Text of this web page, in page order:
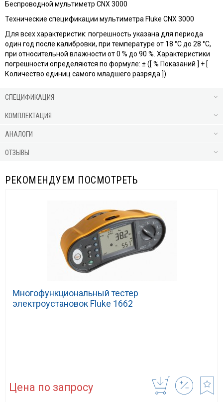
Беспроводной мультиметр CNX 3000
Технические спецификации мультиметра Fluke CNX 3000
Для всех характеристик: погрешность указана для периода
один год после калибровки, при температуре от 18 °C до 28 °C,
при относительной влажности от 0 % до 90 %. Характеристики
погрешности определяются по формуле: ± ([ % Показаний ] + [
Количество единиц самого младшего разряда ]).
СПЕЦИФИКАЦИЯ
КОМПЛЕКТАЦИЯ
АНАЛОГИ
ОТЗЫВЫ
РЕКОМЕНДУЕМ ПОСМОТРЕТЬ
Многофункциональный тестер
электроустановок Fluke 1662
Цена по запросу